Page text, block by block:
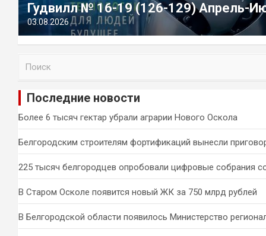
Гудвилл № 16-19 (126-129) Апрель-
03.08.2026
и
Последние новости
Более 6 тысяч гектар убрали аграрии Нового Оскола
Белгородским строителям фортификаций вынесли
225 тысяч белгородцев опробовали цифровые собрания
В Старом Осколе появится новый ЖК за 750 млрд рублей
В Белгородской области появилось Министерство